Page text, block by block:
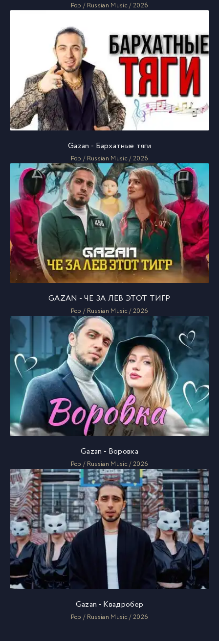
Pop / Russian Music / 2026
Gazan - Бархатные тяги
Pop / Russian Music / 2026
GAZAN - ЧЕ ЗА ЛЕВ ЭТОТ ТИГР
Pop / Russian Music / 2026
Gazan - Воровка
Pop / Russian Music / 2026
Gazan - Квадробер
Pop / Russian Music / 2026